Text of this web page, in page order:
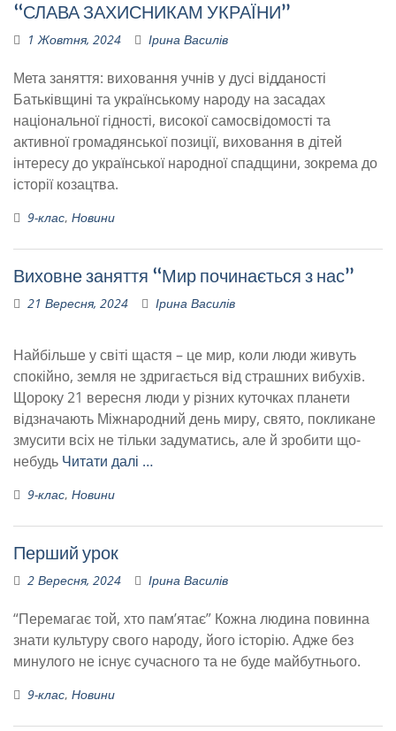
“СЛАВА ЗАХИСНИКАМ УКРАЇНИ”
1 Жовтня, 2024 Ірина Василів
Мета заняття: виховання учнів у дусі відданості
Батьківщині та українському народу на засадах
національної гідності, високої самосвідомості та
активної громадянської позиції, виховання в дітей
інтересу до української народної спадщини, зокрема до
історії козацтва.
9-клас, Новини
Виховне заняття “Мир починається з нас”
21 Вересня, 2024 Ірина Василів
Найбільше у світі щастя – це мир, коли люди живуть
спокійно, земля не здригається від страшних вибухів.
Щороку 21 вересня люди у різних куточках планети
відзначають Міжнародний день миру, свято, покликане
змусити всіх не тільки задуматись, але й зробити що-
небудь Читати далі …
9-клас, Новини
Перший урок
2 Вересня, 2024 Ірина Василів
“Перемагає той, хто пам’ятає” Кожна людина повинна
знати культуру свого народу, його історію. Адже без
минулого не існує сучасного та не буде майбутнього.
9-клас, Новини